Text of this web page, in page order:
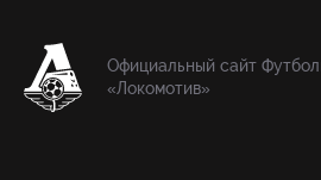
Официальный сайт
«Локомотив»